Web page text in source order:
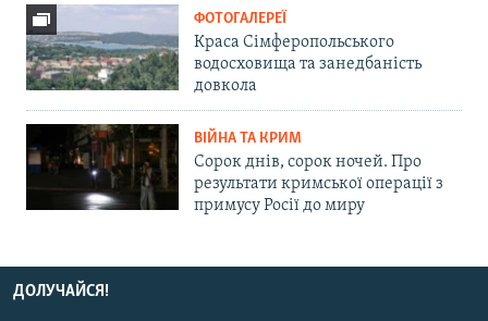
ФОТОГАЛЕРЕЇ
Краса Сімферопольського
водосховища та занедбаність
довкола
ВІЙНА ТА КРИМ
Сорок днів, сорок ночей. Про
результати кримської операції з
примусу Росії до миру
ДОЛУЧАЙСЯ!